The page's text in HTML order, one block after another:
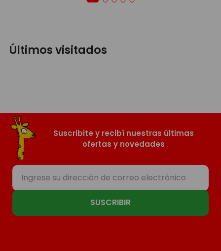
Últimos visitados
Suscribite y recibí nuestras últimas
ofertas y novedades
SUSCRIBIR